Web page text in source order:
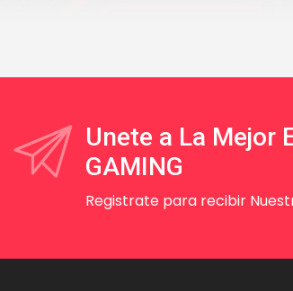
Unete a La Mejor
GAMING
Registrate para recibir